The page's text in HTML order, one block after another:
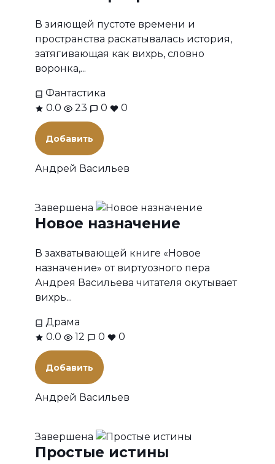
В зияющей пустоте времени и
пространства раскатывалась история,
затягивающая как вихрь, словно
воронка,...
Фантастика
0.0
23 0 0
Добавить
Андрей Васильев
Завершена
Новое назначение
В захватывающей книге «Новое
назначение» от виртуозного пера
Андрея Васильева читателя окутывает
вихрь...
Драма
0.0
12 0 0
Добавить
Андрей Васильев
Завершена
Простые истины